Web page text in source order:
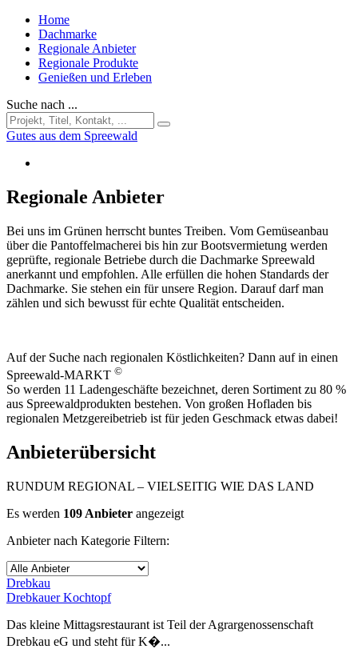
Home
Dachmarke
Regionale Anbieter
Regionale Produkte
Genießen und Erleben
Suche nach ...
Gutes aus dem Spreewald
Regionale Anbieter
Bei uns im Grünen herrscht buntes Treiben. Vom Gemüseanbau
über die Pantoffelmacherei bis hin zur Bootsvermietung werden
geprüfte, regionale Betriebe durch die Dachmarke Spreewald
anerkannt und empfohlen. Alle erfüllen die hohen Standards der
Dachmarke. Sie stehen ein für unsere Region. Darauf darf man
zählen und sich bewusst für echte Qualität entscheiden.
Auf der Suche nach regionalen Köstlichkeiten? Dann auf in einen
Spreewald-MARKT ©
So werden 11 Ladengeschäfte bezeichnet, deren Sortiment zu 80 %
aus Spreewaldprodukten bestehen. Von großen Hofladen bis
regionalen Metzgereibetrieb ist für jeden Geschmack etwas dabei!
Anbieterübersicht
RUNDUM REGIONAL – VIELSEITIG WIE DAS LAND
Es werden 109 Anbieter angezeigt
Anbieter nach Kategorie Filtern:
Drebkau
Drebkauer Kochtopf
Das kleine Mittagsrestaurant ist Teil der Agrargenossenschaft
Drebkau eG und steht für K�...